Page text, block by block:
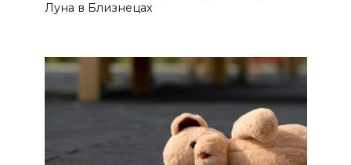
Луна в Близнецах